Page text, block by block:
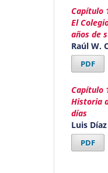
Capítulo
El
años de
Raúl W.
PDF
Capítulo
Historia
días
Luis
PDF